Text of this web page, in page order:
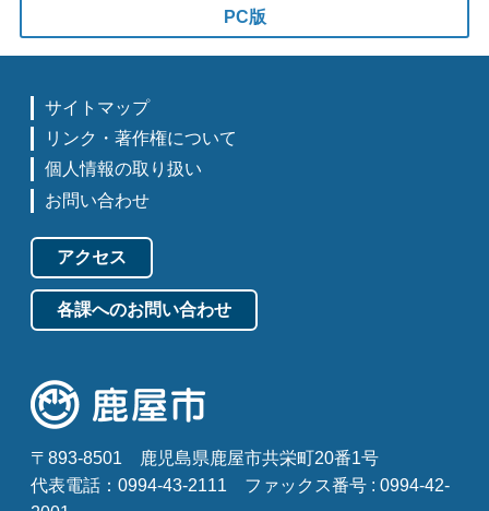
PC版
サイトマップ
リンク・著作権について
個人情報の取り扱い
お問い合わせ
アクセス
各課へのお問い合わせ
〒893-8501
鹿児島県鹿屋市共栄町20番1号
代表電話：0994-43-2111
ファックス番号 : 0994-42-